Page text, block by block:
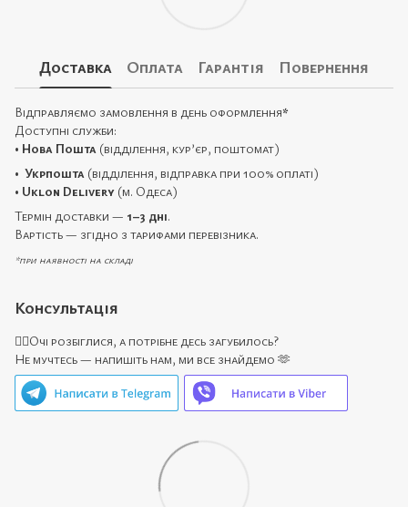
Доставка Оплата Гарантія Повернення
Відправляємо замовлення в день оформлення*
Доступні служби:
• Нова Пошта (відділення, кур’єр, поштомат)
• Укрпошта (відділення, відправка при 100% оплаті)
• Uklon Delivery (м. Одеса)
Термін доставки — 1–3 дні.
Вартість — згідно з тарифами перевізника.
*при наявності на складі
Консультація
🙋‍♀️Очі розбіглися, а потрібне десь загубилось?
Не мучтесь — напишіть нам, ми все знайдемо 🫶